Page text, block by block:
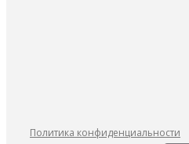
Политика конфиденциальности